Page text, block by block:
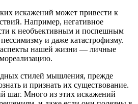
искажений может привести к
Например, негативное
к необъективным и поспешным
и даже катастрофизму.
аспекты нашей жизни — личные
стилей мышления, прежде
и признать их существование.
шаг. Много из этих искажений